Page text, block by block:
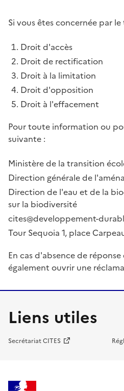
Si vous êtes concernée par
Droit d'accès
Droit de rectification
Droit à la limitation
Droit d'opposition
Droit à l'effacement
Pour toute information ou
suivante :
Ministère de la transition
Direction générale de
Direction de l'eau et de la
sur la biodiversité
cites@developpement-
Tour Sequoia 1, place
En cas d'absence de
également ouvrir une
Liens utiles
Secrétariat CITES